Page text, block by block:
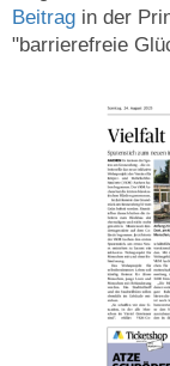
Beitrag in der
"barrierefreie